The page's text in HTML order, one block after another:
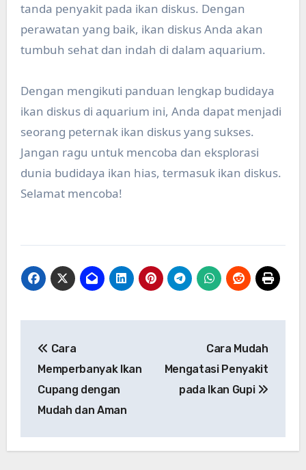
tanda penyakit pada ikan diskus. Dengan
perawatan yang baik, ikan diskus Anda akan
tumbuh sehat dan indah di dalam aquarium.
Dengan mengikuti panduan lengkap budidaya
ikan diskus di aquarium ini, Anda dapat menjadi
seorang peternak ikan diskus yang sukses.
Jangan ragu untuk mencoba dan eksplorasi
dunia budidaya ikan hias, termasuk ikan diskus.
Selamat mencoba!
navigation
Cara
Memperbanyak Ikan
Cupang dengan
Mudah dan Aman
Cara Mudah
Mengatasi Penyakit
pada Ikan Gupi